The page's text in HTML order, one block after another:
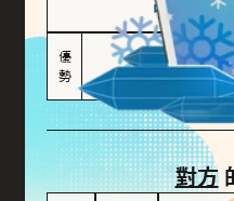
中迷失自我
優
勢
無私奉獻
讓伴侶感受到關
對方